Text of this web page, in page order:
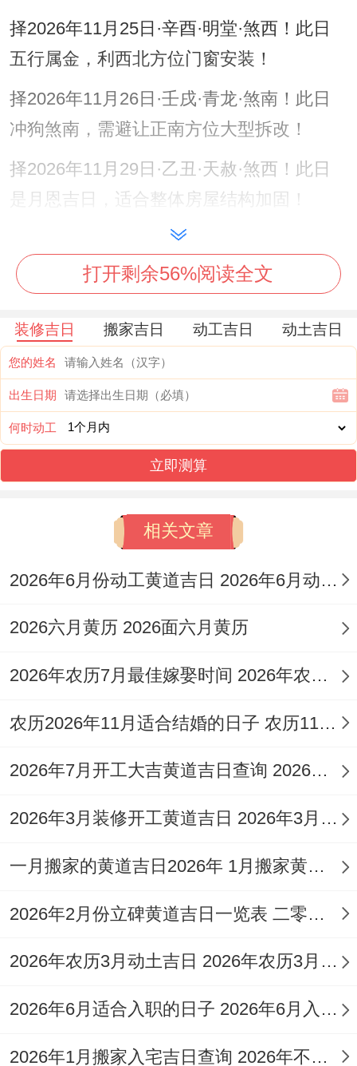
择2026年11月25日·辛酉·明堂·煞西！此日
五行属金，利西北方位门窗安装！
择2026年11月26日·壬戌·青龙·煞南！此日
冲狗煞南，需避让正南方位大型拆改！
择2026年11月29日·乙丑·天赦·煞西！此日
是月恩吉日，适合整体房屋结构加固！
丙午马年装修风水布局
2026年太岁方位居正南;岁破位于正北。三
动土凿墙，以防冲犯岁君！正北岁破方忌放
置重型机械,可悬挂五行八卦符化解煞气！
每月紫白飞星布局需结合具体方位:十一月一
白贪狼星入中宫，利中心地方区域吊顶工
程；六白武曲星飞临东南，适合在此处布置
修优先区域！动土仪式需遵循「从吉方起
施工 以引动生生不息之气！
装修时辰与施工禁忌
以你猜怎么着？时选择忌午时破土！每日巳
（15-17点）金气旺盛，适合金属安装！施
工禁忌包含三类：一是声煞禁忌,忌在子时
地脉；
你猜怎么着?是材质禁忌,岁破方忌用红色装
柱安装忌跨坐骑钉,门窗定位忌倒置安装！油
漆作业需避天赦日，正因为如此 月29日虽
打开剩余56%阅读全文
装修吉日 搬家吉日 动工吉日 动土吉日
您的姓名
出生日期
何时动工
立即测算
相关文章
2026年6月份动工黄道吉日 2026年6月动工黄道吉日查询
2026六月黄历 2026面六月黄历
2026年农历7月最佳嫁娶时间 2026年农历7月16适合结婚吗
农历2026年11月适合结婚的日子 农历11月16适合结婚吗
2026年7月开工大吉黄道吉日查询 2026年6月6日开工吉时
2026年3月装修开工黄道吉日 2026年3月的装修开工黄道吉日是哪天
一月搬家的黄道吉日2026年 1月搬家黄道吉日
2026年2月份立碑黄道吉日一览表 二零二六年二月立碑吉日
2026年农历3月动土吉日 2026年农历3月哪天动土好
2026年6月适合入职的日子 2026年6月入职的黄道吉日
2026年1月搬家入宅吉日查询 2026年不宜搬家的属相